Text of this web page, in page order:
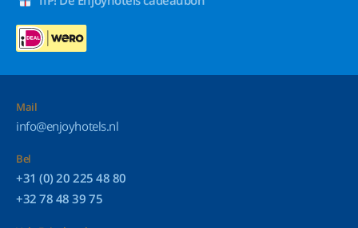
Mail
info@enjoyhotels.nl
Bel
+31 (0) 20 225 48 80
+32 78 48 39 75